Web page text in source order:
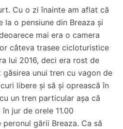
Cu o zi înainte am aflat că
la o pensiune din Breaza și
mai era o camera
câteva trasee cicloturistice
lui 2016, deci era rost de
unui tren cu vagon de
libere și să și oprească în
un tren particular așa că
jur de orele 11.00
gării Breaza. Ca să